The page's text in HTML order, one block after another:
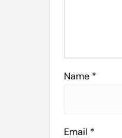
Name *
Email *